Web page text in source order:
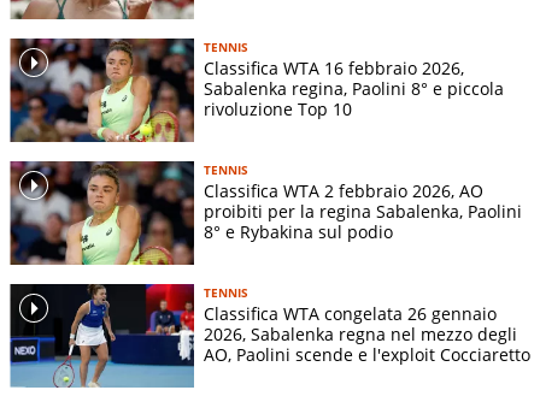
TENNIS
Classifica WTA 16 febbraio 2026,
Sabalenka regina, Paolini 8° e piccola
rivoluzione Top 10
TENNIS
Classifica WTA 2 febbraio 2026, AO
proibiti per la regina Sabalenka, Paolini
8° e Rybakina sul podio
TENNIS
Classifica WTA congelata 26 gennaio
2026, Sabalenka regna nel mezzo degli
AO, Paolini scende e l'exploit Cocciaretto